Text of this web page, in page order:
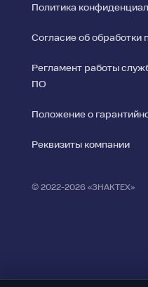
Политика
Согласие об обработки
Регламент работы
ПО
Положение о
Реквизиты компании
© 2022-2026 «ЗНАКТЕХ»